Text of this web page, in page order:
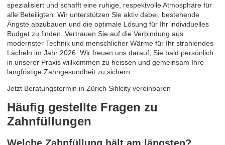
spezialisiert und schafft eine ruhige, respektvolle Atmosphäre für
alle Beteiligten. Wir unterstützen Sie aktiv dabei, bestehende
Ängste abzubauen und die optimale Lösung für Ihr individuelles
Budget zu finden. Vertrauen Sie auf die Verbindung aus
modernster Technik und menschlicher Wärme für Ihr strahlendes
Lächeln im Jahr 2026. Wir freuen uns darauf, Sie bald persönlich
in unserer Praxis willkommen zu heissen und gemeinsam Ihre
langfristige Zahngesundheit zu sichern.
Jetzt Beratungstermin in Zürich Sihlcity vereinbaren
Häufig gestellte Fragen zu
Zahnfüllungen